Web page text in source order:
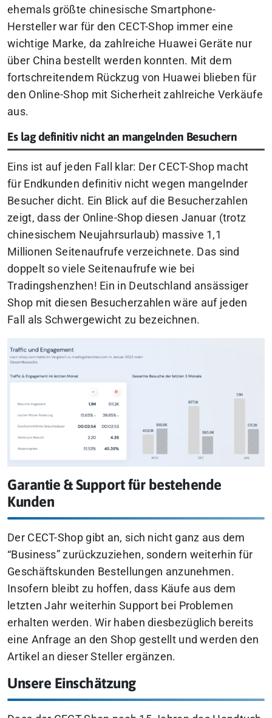
ehemals größte chinesische Smartphone-
Hersteller war für den CECT-Shop immer eine
wichtige Marke, da zahlreiche Huawei Geräte nur
über China bestellt werden konnten. Mit dem
fortschreitendem Rückzug von Huawei blieben für
den Online-Shop mit Sicherheit zahlreiche Verkäufe
aus.
Es lag definitiv nicht an mangelnden Besuchern
Eins ist auf jeden Fall klar: Der CECT-Shop macht
für Endkunden definitiv nicht wegen mangelnder
Besucher dicht. Ein Blick auf die Besucherzahlen
zeigt, dass der Online-Shop diesen Januar (trotz
chinesischem Neujahrsurlaub) massive 1,1
Millionen Seitenaufrufe verzeichnete. Das sind
doppelt so viele Seitenaufrufe wie bei
Tradingshenzhen! Ein in Deutschland ansässiger
Shop mit diesen Besucherzahlen wäre auf jeden
Fall als Schwergewicht zu bezeichnen.
Garantie & Support für bestehende
Kunden
Der CECT-Shop gibt an, sich nicht ganz aus dem
“Business” zurückzuziehen, sondern weiterhin für
Geschäftskunden Bestellungen anzunehmen.
Insofern bleibt zu hoffen, dass Käufe aus dem
letzten Jahr weiterhin Support bei Problemen
erhalten werden. Wir haben diesbezüglich bereits
eine Anfrage an den Shop gestellt und werden den
Artikel an dieser Steller ergänzen.
Unsere Einschätzung